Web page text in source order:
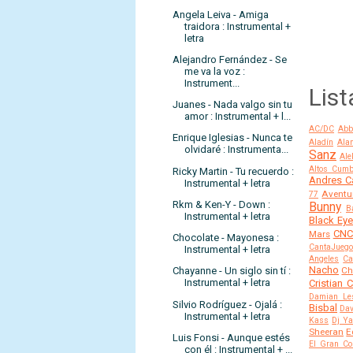
Angela Leiva - Amiga
traidora : Instrumental +
letra
Alejandro Fernández - Se
me va la voz :
Instrument...
Juanes - Nada valgo sin tu
amor : Instrumental + l...
Enrique Iglesias - Nunca te
olvidaré : Instrumenta...
Ricky Martin - Tu recuerdo :
Instrumental + letra
Rkm & Ken-Y - Down :
Instrumental + letra
Chocolate - Mayonesa :
Instrumental + letra
Chayanne - Un siglo sin tí :
Instrumental + letra
Silvio Rodríguez - Ojalá :
Instrumental + letra
Luis Fonsi - Aunque estés
con él : Instrumental + ...
AC/DC
Aladín
Sanz
Altos
Andres
77
Bunny
Black
Mars
CantaJuego
Angeles
Nacho
Cristian
Damian
Bisbal
Kass Dj
Sheeran
El Gran